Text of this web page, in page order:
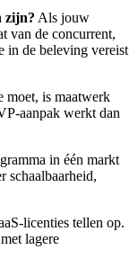
zijn? Als jouw
van de concurrent,
in de beleving vereist
moet, is maatwerk
aanpak werkt dan
in één markt
schaalbaarheid,
licenties tellen op.
lagere